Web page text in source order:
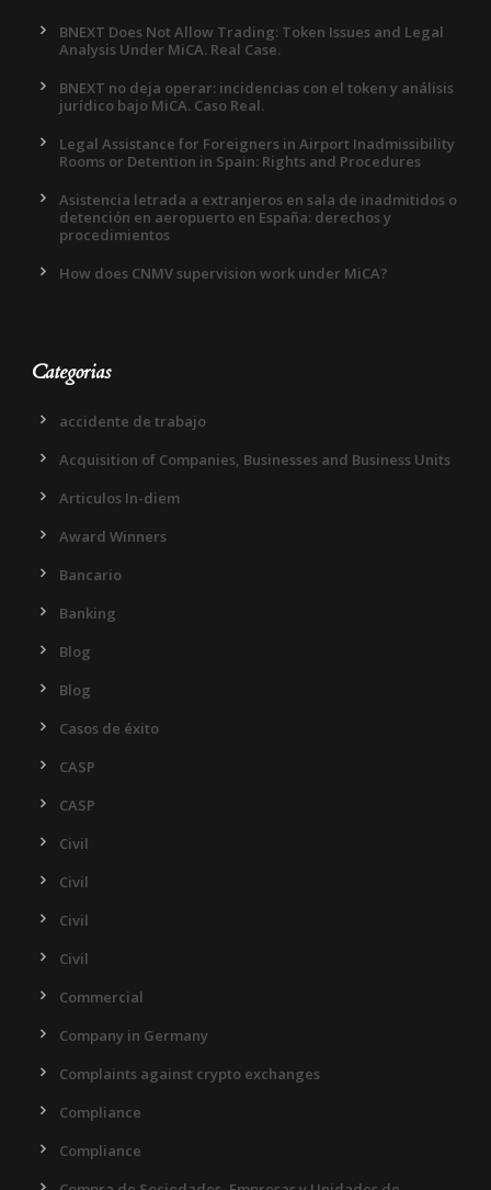
BNEXT Does Not Allow Trading: Token Issues and Legal
Analysis Under MiCA. Real Case.
BNEXT no deja operar: incidencias con el token y análisis
jurídico bajo MiCA. Caso Real.
Legal Assistance for Foreigners in Airport Inadmissibility
Rooms or Detention in Spain: Rights and Procedures
Asistencia letrada a extranjeros en sala de inadmitidos o
detención en aeropuerto en España: derechos y
procedimientos
How does CNMV supervision work under MiCA?
Categorias
accidente de trabajo
Acquisition of Companies, Businesses and Business Units
Articulos In-diem
Award Winners
Bancario
Banking
Blog
Blog
Casos de éxito
CASP
CASP
Civil
Civil
Civil
Civil
Commercial
Company in Germany
Complaints against crypto exchanges
Compliance
Compliance